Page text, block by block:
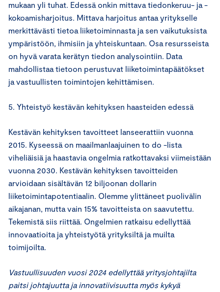
mukaan yli tuhat. Edessä onkin mittava tiedonkeruu- ja -
kokoamisharjoitus. Mittava harjoitus antaa yritykselle
merkittävästi tietoa liiketoiminnasta ja sen vaikutuksista
ympäristöön, ihmisiin ja yhteiskuntaan. Osa resursseista
on hyvä varata kerätyn tiedon analysointiin. Data
mahdollistaa tietoon perustuvat liiketoimintapäätökset
ja vastuullisten toimintojen kehittämisen.
5. Yhteistyö kestävän kehityksen haasteiden edessä
Kestävän kehityksen tavoitteet lanseerattiin vuonna
2015. Kyseessä on maailmanlaajuinen to do -lista
viheliäisiä ja haastavia ongelmia ratkottavaksi viimeistään
vuonna 2030. Kestävän kehityksen tavoitteiden
arvioidaan sisältävän 12 biljoonan dollarin
liiketoimintapotentiaalin. Olemme ylittäneet puolivälin
aikajanan, mutta vain 15% tavoitteista on saavutettu.
Tekemistä siis riittää. Ongelmien ratkaisu edellyttää
innovaatioita ja yhteistyötä yrityksiltä ja muilta
toimijoilta.
Vastuullisuuden vuosi 2024 edellyttää yritysjohtajilta
paitsi johtajuutta ja innovatiivisuutta myös kykyä